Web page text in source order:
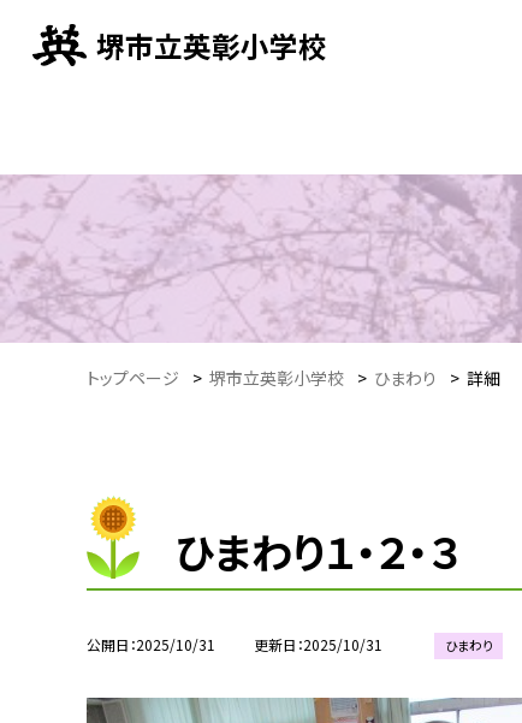
堺市立英彰小学校
トップページ > 堺市立英彰小学校 > ひまわり > 詳細
ひまわり１・２・３
公開日 2025/10/31 更新日 2025/10/31 ひまわり